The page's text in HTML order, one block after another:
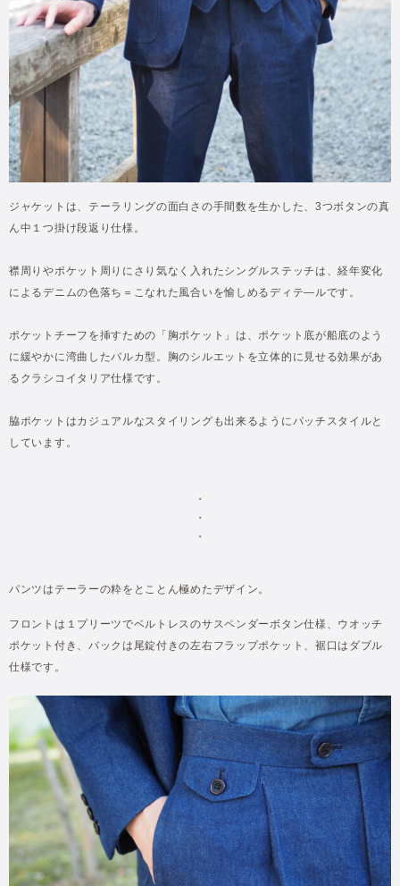
ジャケットは、テーラリングの面白さの手間数を生かした、3つボタンの真
ん中１つ掛け段返り仕様。
襟周りやポケット周りにさり気なく入れたシングルステッチは、経年変化
によるデニムの色落ち＝こなれた風合いを愉しめるディテ―ルです。
ポケットチーフを挿すための「胸ポケット」は、ポケット底が船底のよう
に緩やかに湾曲したバルカ型。胸のシルエットを立体的に見せる効果があ
るクラシコイタリア仕様です。
脇ポケットはカジュアルなスタイリングも出来るようにパッチスタイルと
しています。
・
・
・
パンツはテーラーの粋をとことん極めたデザイン。
フロントは１プリーツでベルトレスのサスペンダーボタン仕様、ウオッチ
ポケット付き、バックは尾錠付きの左右フラップポケット、裾口はダブル
仕様です。